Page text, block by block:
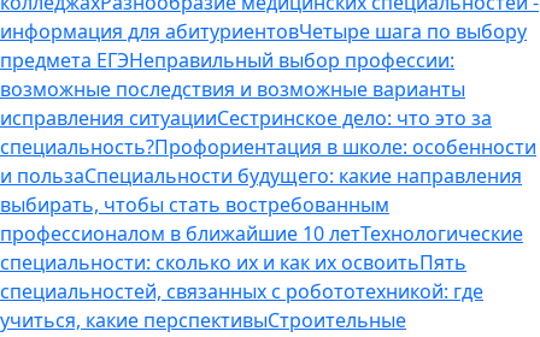
информация для абитуриентовЧетыре шага по выбору
предмета ЕГЭНеправильный выбор профессии:
возможные последствия и возможные варианты
исправления ситуацииСестринское дело: что это за
специальность?Профориентация в школе: особенности
и пользаСпециальности будущего: какие направления
выбирать, чтобы стать востребованным
профессионалом в ближайшие 10 летТехнологические
специальности: сколько их и как их освоитьПять
специальностей, связанных с робототехникой: где
учиться, какие перспективыСтроительные